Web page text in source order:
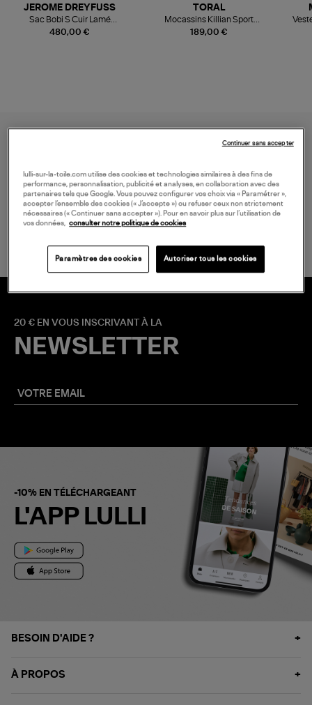
480,00 €
JEROME DREYFUSS
Sac Bobi S Cuir Lamé
Champagne
189,00 €
TORAL
Mocassins Killian Sport
Mousse
LIVRAISON GRATUITE
à partir de 150 € d'achat*
20 € EN VOUS INSCRIVANT À LA
NEWSLETTER
-10% EN TÉLÉCHARGEANT
L'APP LULLI
BESOIN D'AIDE ?
À PROPOS
lulli-sur-la-toile.com utilise des cookies et technologies similaires à des fins de
performance, personnalisation, publicité et analyses, en collaboration avec des
partenaires tels que Google. Vous pouvez configurer vos choix via « Paramétrer »,
accepter l’ensemble des cookies (« J’accepte ») ou refuser ceux non strictement
nécessaires (« Continuer sans accepter »). Pour en savoir plus sur l’utilisation de
vos données, consulter notre politique de cookies
Paramètres des cookies Autoriser tous les cookies
Continuer sans accepter